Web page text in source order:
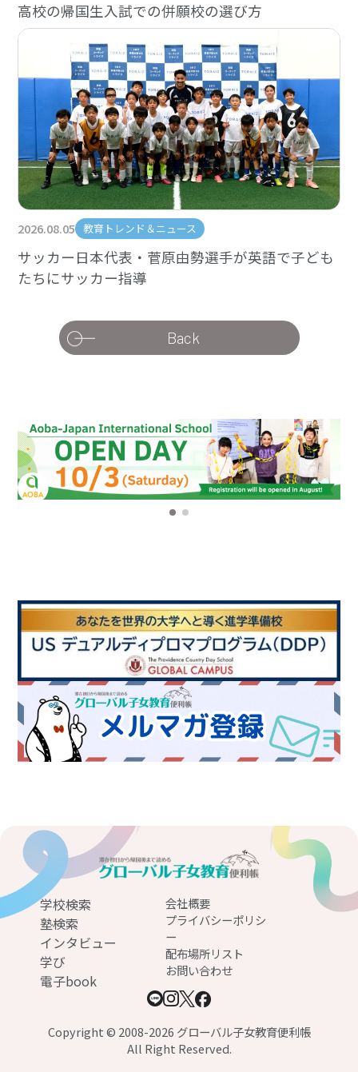
高校の帰国生入試での併願校の選び方
2026.08.05 教育トレンド＆ニュース
サッカー日本代表・菅原由勢選手が英語で子ども
たちにサッカー指導
Back
学校検索
塾検索
インタビュー
学び
電子book
会社概要
プライバシーポリシ
ー
配布場所リスト
お問い合わせ
Copyright © 2008-2026 グローバル子女教育便利帳
All Right Reserved.